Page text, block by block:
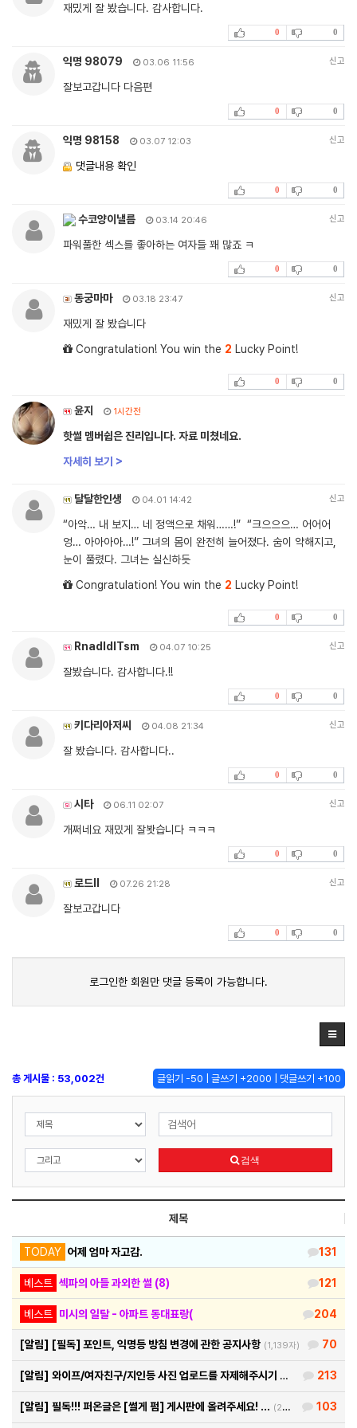
재밌게 잘 봤습니다. 감사합니다.
0 0
익명 98079 03.06 11:56 신고
잘보고갑니다 다음편
0 0
익명 98158 03.07 12:03 신고
댓글내용 확인
0 0
수코양이낼름 03.14 20:46 신고
파워풀한 섹스를 좋아하는 여자들 꽤 많죠 ㅋ
0 0
동궁마마 03.18 23:47 신고
재밌게 잘 봤습니다
Congratulation! You win the 2 Lucky Point!
0 0
윤지 1시간전
핫썰 멤버쉽은 진리입니다. 자료 미쳤네요.
자세히 보기 >
달달한인생 04.01 14:42 신고
“아악… 내 보지… 네 정액으로 채워……!” “크으으으… 어어어
엉… 아아아아…!” 그녀의 몸이 완전히 늘어졌다. 숨이 약해지고,
눈이 풀렸다. 그녀는 실신하듯
Congratulation! You win the 2 Lucky Point!
0 0
RnadldlTsm 04.07 10:25 신고
잘봤습니다. 감사합니다.!!
0 0
키다리아저씨 04.08 21:34 신고
잘 봤습니다. 감사합니다..
0 0
시타 06.11 02:07 신고
개쩌네요 재밌게 잘봣습니다 ㅋㅋㅋ
0 0
로드ll 07.26 21:28 신고
잘보고갑니다
0 0
로그인한 회원만 댓글 등록이 가능합니다.
글읽기 -50 | 글쓰기 +2000 | 댓글쓰기 +100
총 게시물 : 53,002건
검색
제목
TODAY 어제 엄마 자고감. 131
베스트 섹파의 아들 과외한 썰 (8) 121
베스트 미시의 일탈 - 아파트 동대표랑( 204
70
[알림] [필독] 포인트, 익명등 방침 변경에 관한 공지사항 (1,139자)
213
[알림] 와이프/여자친구/지인등 사진 업로드를 자제해주시기 바랍… (460자)
103
[알림] 필독!!! 퍼온글은 [썰게 펌] 게시판에 올려주세요! … (290자)